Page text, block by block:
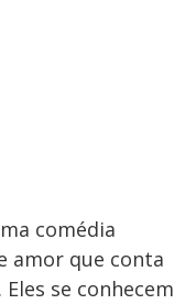
comédia
amor que conta
se conhecem